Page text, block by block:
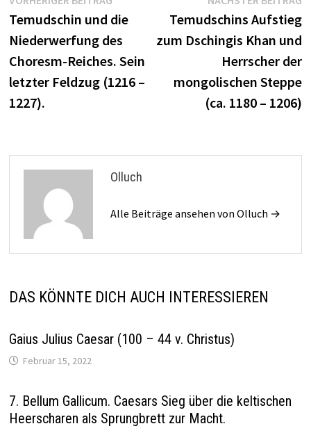
Beitrag:
Temudschin und die
Niederwerfung des
Choresm-Reiches. Sein
letzter Feldzug (1216 –
1227).
Temudschins Aufstieg
zum Dschingis Khan und
Herrscher der
mongolischen Steppe
(ca. 1180 – 1206)
Olluch
Alle Beiträge ansehen von Olluch →
DAS KÖNNTE DICH AUCH INTERESSIEREN
Gaius Julius Caesar (100 – 44 v. Christus)
Februar 15, 2022
7. Bellum Gallicum. Caesars Sieg über die keltischen
Heerscharen als Sprungbrett zur Macht.